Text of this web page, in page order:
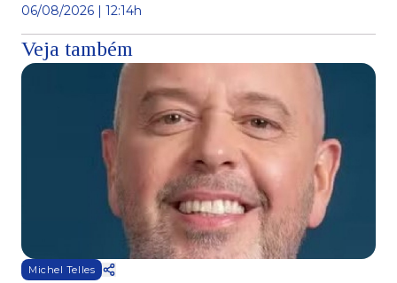
06/08/2026 | 12:14h
Veja também
Michel Telles